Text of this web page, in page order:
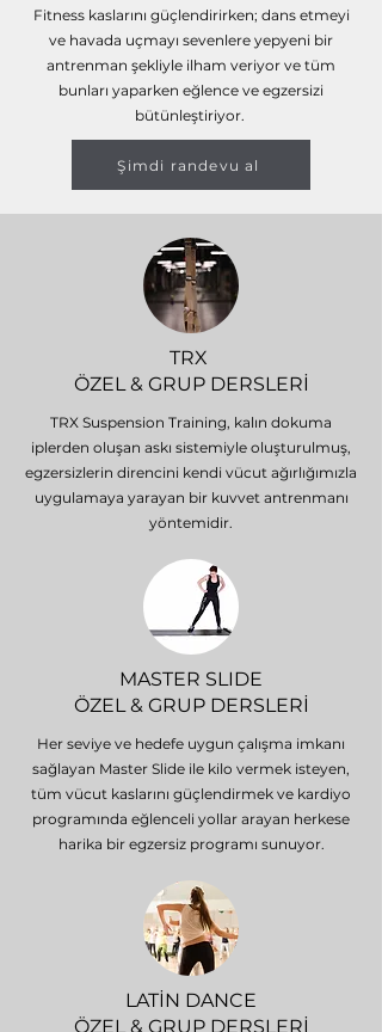
Fitness kaslarını güçlendirirken; dans etmeyi
ve havada uçmayı sevenlere yepyeni bir
antrenman şekliyle ilham veriyor ve tüm
bunları yaparken eğlence ve egzersizi
bütünleştiriyor.
Şimdi randevu al
TRX
ÖZEL & GRUP DERSLERİ
TRX Suspension Training, kalın dokuma
iplerden oluşan askı sistemiyle oluşturulmuş,
egzersizlerin direncini kendi vücut ağırlığımızla
uygulamaya yarayan bir kuvvet antrenmanı
yöntemidir.
MASTER SLIDE
ÖZEL & GRUP DERSLERİ
Her seviye ve hedefe uygun çalışma imkanı
sağlayan Master Slide ile kilo vermek isteyen,
tüm vücut kaslarını güçlendirmek ve kardiyo
programında eğlenceli yollar arayan herkese
harika bir egzersiz programı sunuyor.
LATİN DANCE
ÖZEL & GRUP DERSLERİ